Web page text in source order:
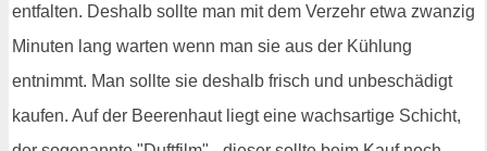
entfalten. Deshalb sollte man mit dem Verzehr etwa zwanzig
Minuten lang warten wenn man sie aus der Kühlung
entnimmt. Man sollte sie deshalb frisch und unbeschädigt
kaufen. Auf der Beerenhaut liegt eine wachsartige Schicht,